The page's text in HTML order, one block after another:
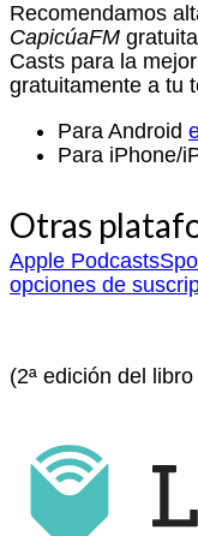
Recomendamos
CapicúaFM
Casts para la
gratuitamente a tu
Para Android
Para iPhone/
Otras
Apple Podcasts
opciones de
(2ª edición del